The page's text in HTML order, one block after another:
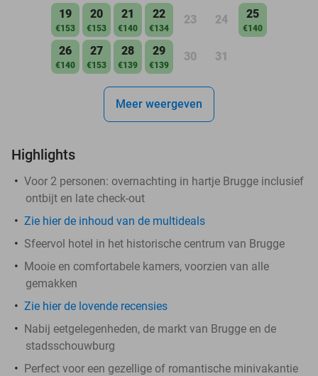
19
€153
20
€153
21
€140
22
€134
23 24 25
€140
26
€140
27
€153
28
€139
29
€139
30 31
Meer weergeven
Highlights
Voor 2 personen: overnachting in hartje Brugge inclusief
ontbijt en late check-out
Zie hier de inhoud van de multideals
Sfeervol hotel in het historische centrum van Brugge
Mooie en comfortabele kamers, voorzien van alle
gemakken
Zie hier de lovende recensies
Nabij eetgelegenheden, de markt van Brugge en de
stadsschouwburg
Perfect voor een gezellige of romantische minivakantie